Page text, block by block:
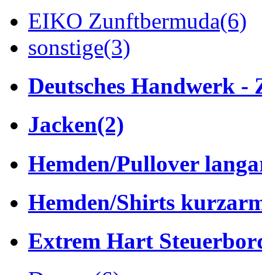
EIKO Zunftbermuda(6)
sonstige(3)
Deutsches Handwerk -
Jacken(2)
Hemden/Pullover
Hemden/Shirts
Extrem Hart